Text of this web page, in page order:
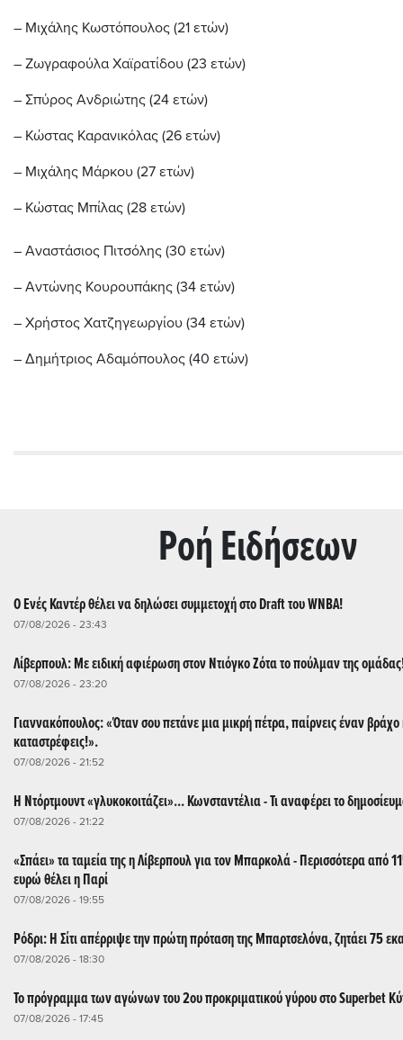
– Μιχάλης Κωστόπουλος (21 ετών)
– Ζωγραφούλα Χαϊρατίδου (23 ετών)
– Σπύρος Ανδριώτης (24 ετών)
– Κώστας Καρανικόλας (26 ετών)
– Μιχάλης Μάρκου (27 ετών)
– Κώστας Μπίλας (28 ετών)
– Αναστάσιος Πιτσόλης (30 ετών)
– Αντώνης Κουρουπάκης (34 ετών)
– Χρήστος Χατζηγεωργίου (34 ετών)
– Δημήτριος Αδαμόπουλος (40 ετών)
Ρoή Ειδήσεων
Ο Ενές Καντέρ θέλει να δηλώσει συμμετοχή στο Draft του WNBA!
07/08/2026 - 23:43
Λίβερπουλ: Με ειδική αφιέρωση στον Ντιόγκο Ζότα το πούλμαν της
07/08/2026 - 23:20
Γιαννακόπουλος: «Όταν σου πετάνε μια μικρή πέτρα, παίρνεις έναν βράχο
καταστρέφεις!».
07/08/2026 - 21:52
Η Ντόρτμουντ «γλυκοκοιτάζει»... Κωνσταντέλια - Τι αναφέρει το
07/08/2026 - 21:22
«Σπάει» τα ταμεία της η Λίβερπουλ για τον Μπαρκολά - Περισσότερα από
ευρώ θέλει η Παρί
07/08/2026 - 19:55
Ρόδρι: Η Σίτι απέρριψε την πρώτη πρόταση της Μπαρτσελόνα, ζητάει 75
07/08/2026 - 18:30
Το πρόγραμμα των αγώνων του 2ου προκριματικού γύρου στο Superbet
07/08/2026 - 17:45